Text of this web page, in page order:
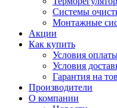
Системы
Монтажные
Акции
Как купить
Условия
Условия
Гарантия на
Производители
О компании